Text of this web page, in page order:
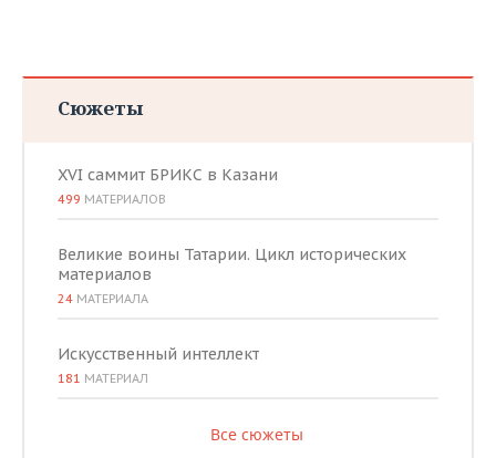
Сюжеты
XVI саммит БРИКС в Казани
499 МАТЕРИАЛОВ
Великие воины Татарии. Цикл исторических
материалов
24 МАТЕРИАЛА
Искусственный интеллект
181 МАТЕРИАЛ
Все сюжеты